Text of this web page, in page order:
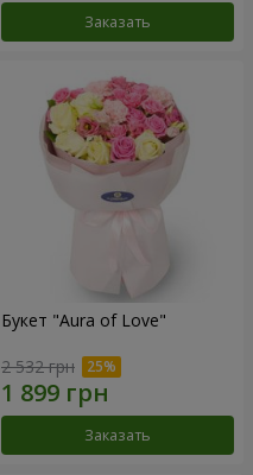
Заказать
Букет "Aura of Love"
2 532 грн
Заказать